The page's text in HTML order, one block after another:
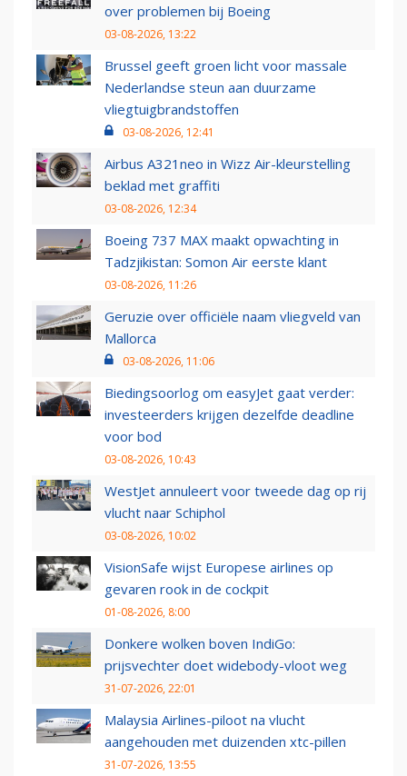
over problemen bij Boeing
03-08-2026, 13:22
Brussel geeft groen licht voor massale
Nederlandse steun aan duurzame
vliegtuigbrandstoffen
03-08-2026, 12:41
Airbus A321neo in Wizz Air-kleurstelling
beklad met graffiti
03-08-2026, 12:34
Boeing 737 MAX maakt opwachting in
Tadzjikistan: Somon Air eerste klant
03-08-2026, 11:26
Geruzie over officiële naam vliegveld van
Mallorca
03-08-2026, 11:06
Biedingsoorlog om easyJet gaat verder:
investeerders krijgen dezelfde deadline
voor bod
03-08-2026, 10:43
WestJet annuleert voor tweede dag op rij
vlucht naar Schiphol
03-08-2026, 10:02
VisionSafe wijst Europese airlines op
gevaren rook in de cockpit
01-08-2026, 8:00
Donkere wolken boven IndiGo:
prijsvechter doet widebody-vloot weg
31-07-2026, 22:01
Malaysia Airlines-piloot na vlucht
aangehouden met duizenden xtc-pillen
31-07-2026, 13:55